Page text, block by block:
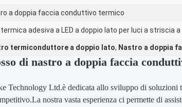
a doppia faccia conduttivo termico
adesiva a LED a doppio lato per luci a striscia a
termiconduttore a doppio lato, Nastro a doppia
di nastro a doppia faccia
e Technology Ltd.è dedicata allo sviluppo di soluzioni
nostra vasta esperienza ci permette di